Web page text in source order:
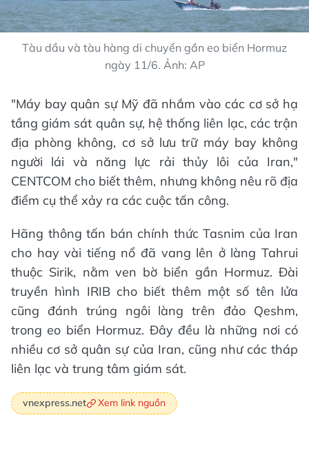
Tàu dầu và tàu hàng di chuyển gần eo biển Hormuz
ngày 11/6. Ảnh: AP
"Máy bay quân sự Mỹ đã nhắm vào các cơ sở hạ
tầng giám sát quân sự, hệ thống liên lạc, các trận
địa phòng không, cơ sở lưu trữ máy bay không
người lái và năng lực rải thủy lôi của Iran,"
CENTCOM cho biết thêm, nhưng không nêu rõ địa
điểm cụ thể xảy ra các cuộc tấn công.
Hãng thông tấn bán chính thức Tasnim của Iran
cho hay vài tiếng nổ đã vang lên ở làng Tahrui
thuộc Sirik, nằm ven bờ biển gần Hormuz. Đài
truyền hình IRIB cho biết thêm một số tên lửa
cũng đánh trúng ngôi làng trên đảo Qeshm,
trong eo biển Hormuz. Đây đều là những nơi có
nhiều cơ sở quân sự của Iran, cũng như các tháp
liên lạc và trung tâm giám sát.
vnexpress.net Xem link nguồn